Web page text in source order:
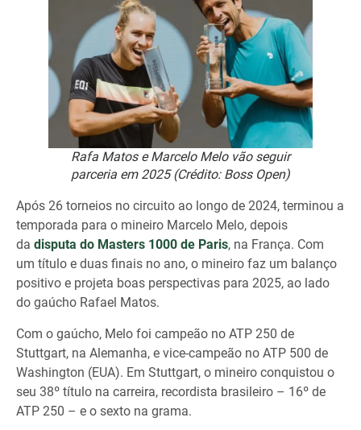
Rafa Matos e Marcelo Melo vão seguir
parceria em 2025 (Crédito: Boss Open)
Após 26 torneios no circuito ao longo de 2024, terminou a
temporada para o mineiro Marcelo Melo, depois
da disputa do Masters 1000 de Paris, na França. Com
um título e duas finais no ano, o mineiro faz um balanço
positivo e projeta boas perspectivas para 2025, ao lado
do gaúcho Rafael Matos.
Com o gaúcho, Melo foi campeão no ATP 250 de
Stuttgart, na Alemanha, e vice-campeão no ATP 500 de
Washington (EUA). Em Stuttgart, o mineiro conquistou o
seu 38º título na carreira, recordista brasileiro – 16º de
ATP 250 – e o sexto na grama.